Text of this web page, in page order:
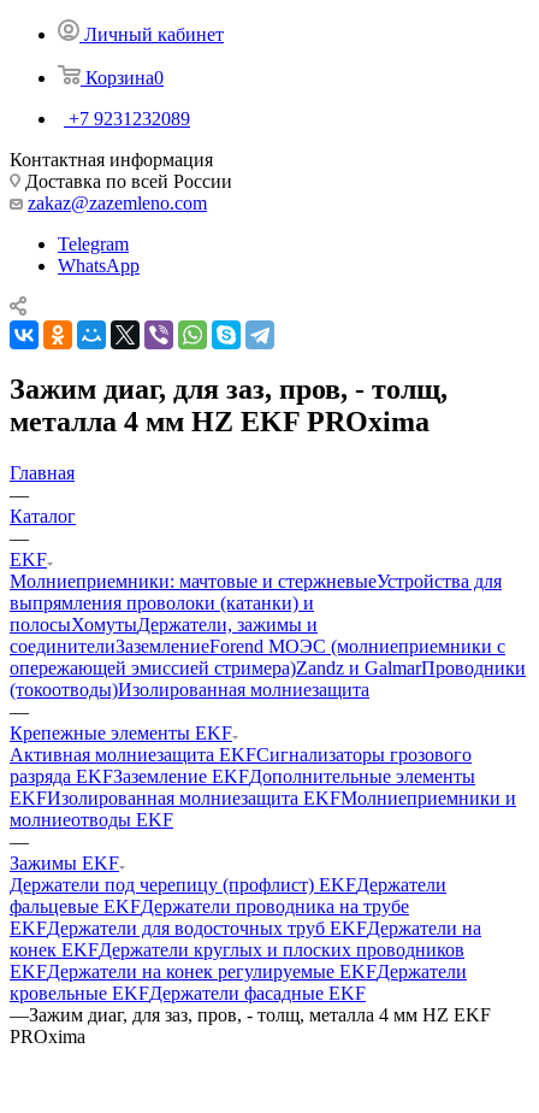
Личный кабинет
Корзина0
+7 9231232089
Контактная информация
Доставка по всей России
zakaz@zazemleno.com
Telegram
WhatsApp
Зажим диаг, для заз, пров, - толщ,
металла 4 мм HZ EKF PROxima
Главная
—
Каталог
—
EKF
Молниеприемники: мачтовые и стержневыеУстройства для
выпрямления проволоки (катанки) и
полосыХомутыДержатели, зажимы и
соединителиЗаземлениеForend МОЭС (молниеприемники с
опережающей эмиссией стримера)Zandz и GalmarПроводники
(токоотводы)Изолированная молниезащита
—
Крепежные элементы EKF
Активная молниезащита EKFСигнализаторы грозового
разряда EKFЗаземление EKFДополнительные элементы
EKFИзолированная молниезащита EKFМолниеприемники и
молниеотводы EKF
—
Зажимы EKF
Держатели под черепицу (профлист) EKFДержатели
фальцевые EKFДержатели проводника на трубе
EKFДержатели для водосточных труб EKFДержатели на
конек EKFДержатели круглых и плоских проводников
EKFДержатели на конек регулируемые EKFДержатели
кровельные EKFДержатели фасадные EKF
—Зажим диаг, для заз, пров, - толщ, металла 4 мм HZ EKF
PROxima